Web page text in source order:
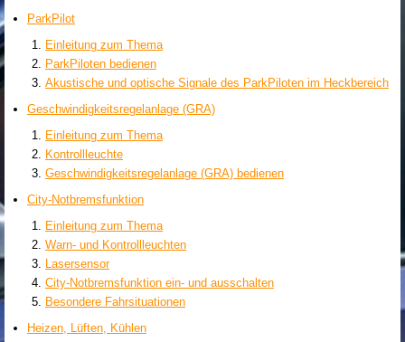
ParkPilot
Einleitung zum Thema
ParkPiloten bedienen
Akustische und optische Signale des ParkPiloten im Heckbereich
Geschwindigkeitsregelanlage (GRA)
Einleitung zum Thema
Kontrollleuchte
Geschwindigkeitsregelanlage (GRA) bedienen
City-Notbremsfunktion
Einleitung zum Thema
Warn- und Kontrollleuchten
Lasersensor
City-Notbremsfunktion ein- und ausschalten
Besondere Fahrsituationen
Heizen, Lüften, Kühlen